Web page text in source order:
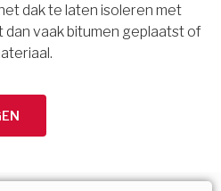
dak te laten isoleren met
dan vaak bitumen geplaatst of